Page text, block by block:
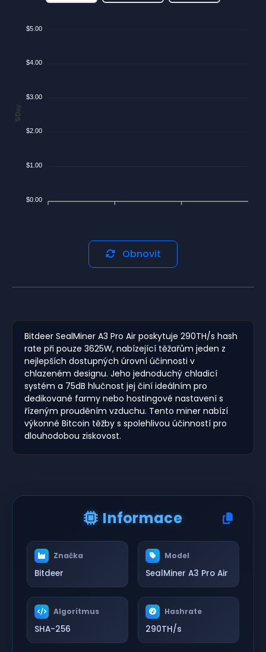
$5.00
$4.00
$3.00
$2.00
$1.00
$0.00
$/Day
Obnovit
Bitdeer SealMiner A3 Pro Air poskytuje 290TH/s hash
rate při pouze 3625W, nabízející těžařům jeden z
nejlepších dostupných úrovní účinnosti v
chlazeném designu. Jeho jednoduchý chladicí
systém a 75dB hlučnost jej činí ideálním pro
dedikované farmy nebo hostingové nastavení s
řízeným prouděním vzduchu. Tento miner nabízí
výkonné Bitcoin těžby s spolehlivou účinností pro
dlouhodobou ziskovost.
Informace
Značka
Bitdeer
Model
SealMiner A3 Pro Air
Algoritmus
SHA-256
Hashrate
290TH/s